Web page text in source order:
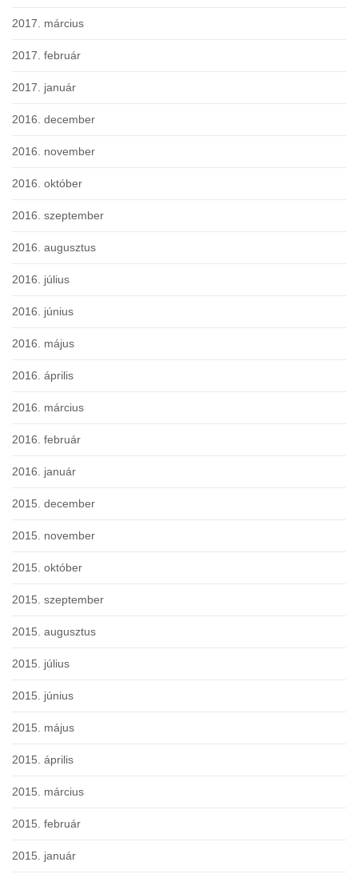
2017. március
2017. február
2017. január
2016. december
2016. november
2016. október
2016. szeptember
2016. augusztus
2016. július
2016. június
2016. május
2016. április
2016. március
2016. február
2016. január
2015. december
2015. november
2015. október
2015. szeptember
2015. augusztus
2015. július
2015. június
2015. május
2015. április
2015. március
2015. február
2015. január